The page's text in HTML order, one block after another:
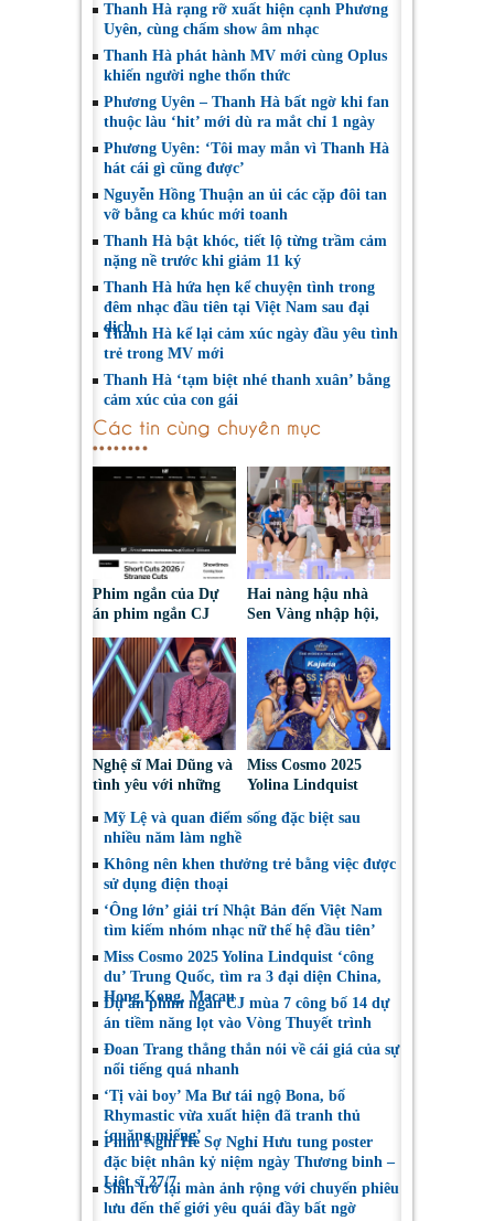
Thanh Hà rạng rỡ xuất hiện cạnh Phương
Uyên, cùng chấm show âm nhạc
Thanh Hà phát hành MV mới cùng Oplus
khiến người nghe thổn thức
Phương Uyên – Thanh Hà bất ngờ khi fan
thuộc làu ‘hit’ mới dù ra mắt chỉ 1 ngày
Phương Uyên: ‘Tôi may mắn vì Thanh Hà
hát cái gì cũng được’
Nguyễn Hồng Thuận an ủi các cặp đôi tan
vỡ bằng ca khúc mới toanh
Thanh Hà bật khóc, tiết lộ từng trầm cảm
nặng nề trước khi giảm 11 ký
Thanh Hà hứa hẹn kể chuyện tình trong
đêm nhạc đầu tiên tại Việt Nam sau đại
dịch
Thanh Hà kể lại cảm xúc ngày đầu yêu tình
trẻ trong MV mới
Thanh Hà ‘tạm biệt nhé thanh xuân’ bằng
cảm xúc của con gái
Các tin cùng chuyên mục
Phim ngắn của Dự
án phim ngắn CJ
tiếp tục được đề cử
tại LHP quốc tế
Toronto 2026
Hai nàng hậu nhà
Sen Vàng nhập hội,
cùng Duniverse
chinh phục khán giả
Nghệ sĩ Mai Dũng và
tình yêu với những
Miss Cosmo 2025
Yolina Lindquist
đại diện mới tranh
Mỹ Lệ và quan điểm sống đặc biệt sau
nhiều năm làm nghề
Không nên khen thưởng trẻ bằng việc được
sử dụng điện thoại
‘Ông lớn’ giải trí Nhật Bản đến Việt Nam
tìm kiếm nhóm nhạc nữ thế hệ đầu tiên’
Miss Cosmo 2025 Yolina Lindquist ‘công
du’ Trung Quốc, tìm ra 3 đại diện China,
Hong Kong, Macau
Dự án phim ngắn CJ mùa 7 công bố 14 dự
án tiềm năng lọt vào Vòng Thuyết trình
Đoan Trang thẳng thắn nói về cái giá của sự
nổi tiếng quá nhanh
‘Tị vài boy’ Ma Bư tái ngộ Bona, bố
Rhymastic vừa xuất hiện đã tranh thủ
‘quăng miếng’
Phim Nghỉ Hè Sợ Nghỉ Hưu tung poster
đặc biệt nhân kỷ niệm ngày Thương binh –
Liệt sĩ 27/7
Shin trở lại màn ảnh rộng với chuyến phiêu
lưu đến thế giới yêu quái đầy bất ngờ